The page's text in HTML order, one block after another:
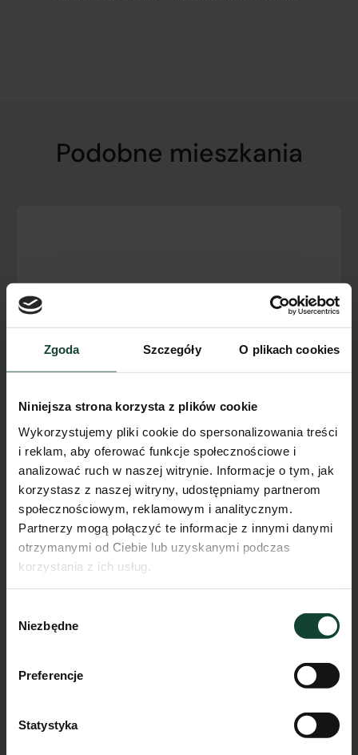
Zgoda Szczegóły O plikach cookies
Niniejsza strona korzysta z plików cookie
Wykorzystujemy pliki cookie do spersonalizowania treści
i reklam, aby oferować funkcje społecznościowe i
analizować ruch w naszej witrynie. Informacje o tym, jak
korzystasz z naszej witryny, udostępniamy partnerom
społecznościowym, reklamowym i analitycznym.
Partnerzy mogą połączyć te informacje z innymi danymi
otrzymanymi od Ciebie lub uzyskanymi podczas
korzystania z ich usług.
zgody
Niezbędne
Preferencje
Statystyka
Podobne mieszkania
Mieszkanie E.B.3
3